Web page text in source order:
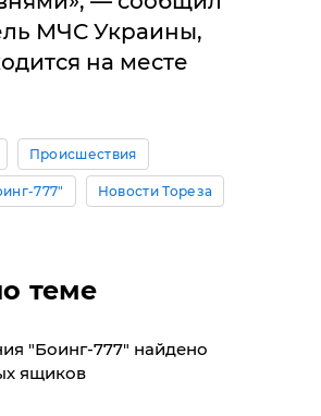
МЧС Украины,
на месте
Происшествия
777" Новости Тореза
теме
"Боинг-777" найдено
ящиков